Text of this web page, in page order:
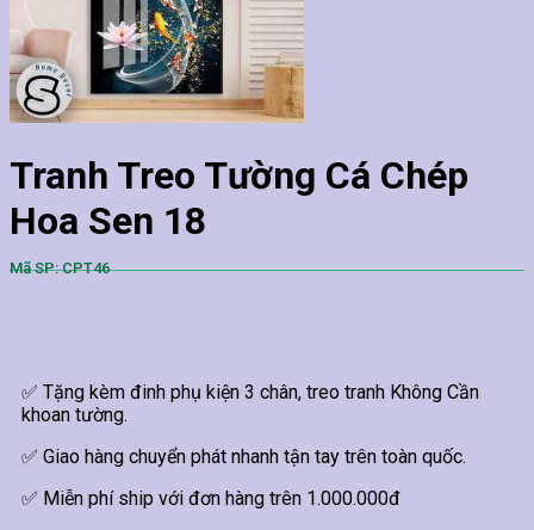
Tranh Treo Tường Cá Chép
Hoa Sen 18
Mã SP: CPT46
✅ Tặng kèm đinh phụ kiện 3 chân, treo tranh Không Cần
khoan tường.
✅ Giao hàng chuyển phát nhanh tận tay trên toàn quốc.
✅ Miễn phí ship với đơn hàng trên 1.000.000đ